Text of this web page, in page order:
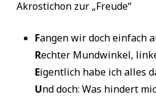
Akrostichon zur „Freude“
Fangen wir doch einfach
Rechter Mundwinkel,
Eigentlich habe ich alles
Und doch: Was hindert